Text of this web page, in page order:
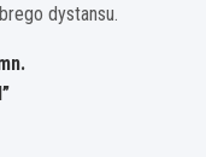
dystansu.